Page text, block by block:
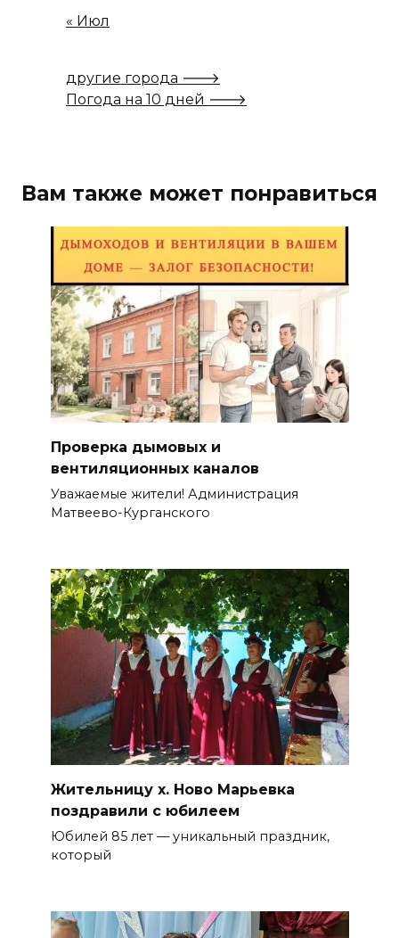
« Июл
другие города 🡒
Погода на 10 дней 🡒
Вам также может понравиться
Проверка дымовых и
вентиляционных каналов
Уважаемые жители! Администрация
Матвеево-Курганского
Жительницу х. Ново Марьевка
поздравили с юбилеем
Юбилей 85 лет — уникальный праздник,
который